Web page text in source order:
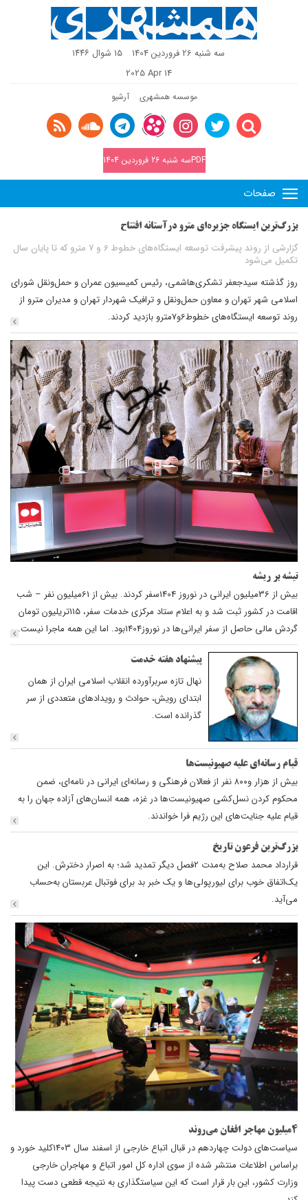
سه شنبه 26 فروردین 1404
١٥ شوال ١٤٤٦
2025 Apr 14
موسسه همشهری آرشیو
PDFسه شنبه 26 فروردین 1404
صفحات
بزرگ‌ترین ایستگاه جزیره‌ای مترو درآستانه افتتاح
گزارشی از روند پیشرفت توسعه ایستگاه‌های خطوط 6 و 7 مترو که تا پایان سال
تکمیل می‌شود
روز گذشته سیدجعفر تشکری‌هاشمی، رئیس کمیسیون عمران و حمل‌ونقل شورای
اسلامی شهر تهران و معاون حمل‌ونقل و ترافیک شهردار تهران و مدیران مترو از
روند توسعه ایستگاه‌های خطوط6و7مترو بازدید کردند.
تیشه بر ریشه
بیش از 36میلیون ایرانی د‌‌ر نوروز 1404سفر کرد‌‌ند‌‌. بیش از 61میلیون نفر – شب
اقامت د‌‌ر کشور ثبت شد‌‌ و به اعلام ستاد‌‌ مرکزی خد‌‌مات سفر، 115تریلیون تومان
گرد‌‌ش مالی حاصل از سفر ایرانی‌ها د‌‌ر نوروز‌1404بود‌‌. اما این همه ماجرا نیست.
پیشنهاد هفته خدمت
نهال تازه سربرآورده انقلاب اسلامی ایران از همان
ابتدای رویش، حوادث و رویدادهای متعددی از سر
گذرانده است.
قیام رسانه‌ای علیه صهیونیست‌ها
بیش از هزار و۸۰۰ نفر از فعالان فرهنگی و رسانه‌ای ایرانی در نامه‌ای، ضمن
محکوم کردن نسل‌کشی صهیونیست‌ها در غزه، همه انسان‌های آزاده جهان را به
قیام علیه جنایت‌های این رژیم‌ فرا خواندند.
بزرگ‌ترین فرعون تاریخ
قرارداد محمد صلاح به‌مدت 2فصل دیگر تمدید شد؛ به اصرار دخترش. این
یک‌اتفاق خوب برای لیورپولی‌ها و یک خبر بد برای فوتبال عربستان به‌حساب
می‌آید.
4میلیون مهاجر افغان می‌روند
سیاست‌های دولت چهاردهم در قبال اتباع خارجی از اسفند سال 1403کلید خورد و
براساس اطلاعات منتشر شده از سوی اداره کل امور اتباع و مهاجران خارجی
وزارت کشور، این بار قرار است که این سیاستگذاری به نتیجه قطعی دست پیدا